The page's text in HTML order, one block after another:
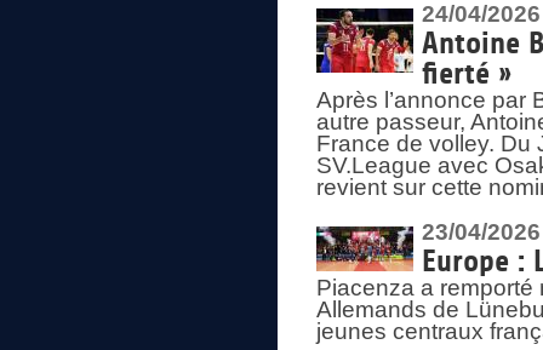
24/04/2026
Antoine
fierté »
Après l’annonce par
autre passeur,
France de volley. Du
SV.League avec
revient sur cette
23/04/2026
Europe :
Piacenza a remporté
Allemands de
jeunes centraux